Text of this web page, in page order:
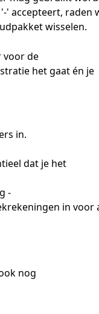
' accepteert, raden
wisselen.
voor de
het gaat én je
in.
dat je het
-
in voor
nog